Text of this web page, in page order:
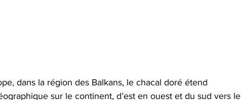
dans la région des Balkans, le chacal doré étend
sur le continent, d’est en ouest et du sud vers le